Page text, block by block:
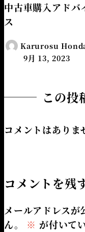
中古車購入アドバ
ス
Karurosu
9月 13, 2023
この投
コメントはありま
コメントを残
メールアドレスが
ん。
※ が付いて